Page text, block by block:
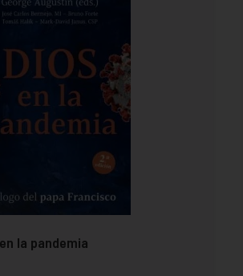
la pandemia